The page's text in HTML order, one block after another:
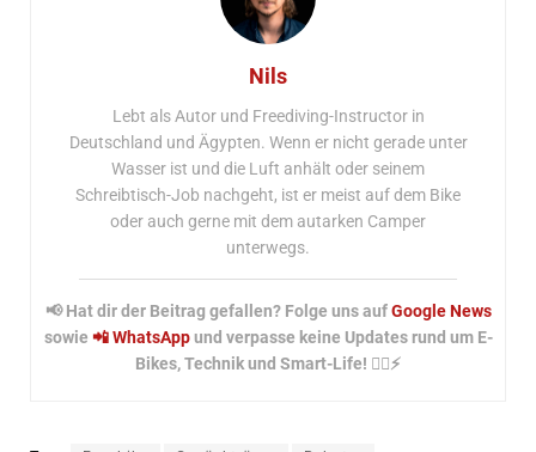
Nils
Lebt als Autor und Freediving-Instructor in
Deutschland und Ägypten. Wenn er nicht gerade unter
Wasser ist und die Luft anhält oder seinem
Schreibtisch-Job nachgeht, ist er meist auf dem Bike
oder auch gerne mit dem autarken Camper
unterwegs.
📢 Hat dir der Beitrag gefallen? Folge uns aufGoogle News
sowie 📲 WhatsAppund verpasse keine Updates rund um E-
Bikes, Technik und Smart-Life! 🚴‍♂️⚡